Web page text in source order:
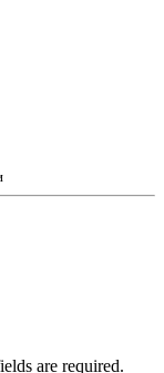
are required.